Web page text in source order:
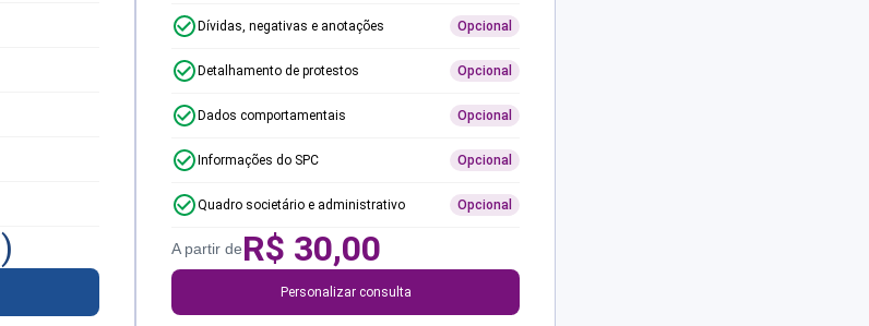
)
Dívidas, negativas e anotações Opcional
Detalhamento de protestos Opcional
Dados comportamentais Opcional
Informações do SPC Opcional
Quadro societário e administrativo Opcional
A partir deR$ 30,00
Personalizar consulta